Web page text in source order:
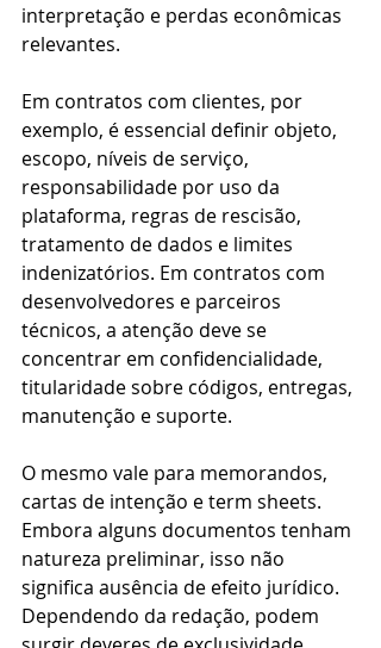
interpretação e perdas econômicas
relevantes.
Em contratos com clientes, por
exemplo, é essencial definir objeto,
escopo, níveis de serviço,
responsabilidade por uso da
plataforma, regras de rescisão,
tratamento de dados e limites
indenizatórios. Em contratos com
desenvolvedores e parceiros
técnicos, a atenção deve se
concentrar em confidencialidade,
titularidade sobre códigos, entregas,
manutenção e suporte.
O mesmo vale para memorandos,
cartas de intenção e term sheets.
Embora alguns documentos tenham
natureza preliminar, isso não
significa ausência de efeito jurídico.
Dependendo da redação, podem